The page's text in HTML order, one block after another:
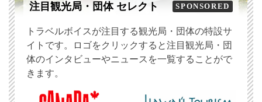
注目観光局・団体 セレクト SPONSORED
トラベルボイスが注目する観光局・団体の特設サ
イトです。ロゴをクリックすると注目観光局・団
体のインタビューやニュースを一覧することがで
きます。